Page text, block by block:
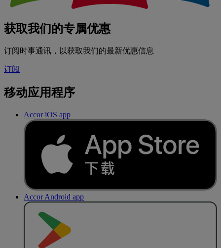
获取我们的专属优惠
订阅时事通讯，以获取我们的最新优惠信息
订阅
移动应用程序
Accor iOS app
Accor Android app